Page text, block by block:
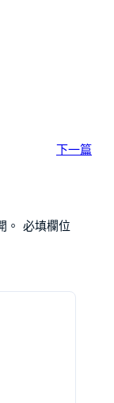
下一篇
。 必填欄位